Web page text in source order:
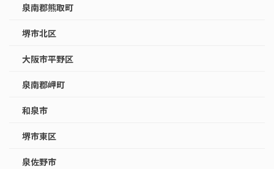
泉南郡熊取町
堺市北区
大阪市平野区
泉南郡岬町
和泉市
堺市東区
泉佐野市